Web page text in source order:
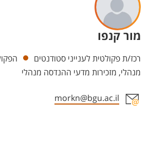
מור קנפו
Departments
רכז/ת פקולטית לענייני סטודנטים
מנהלי, מזכירות מדעי ההנדסה מנהלי
morkn@bgu.ac.il